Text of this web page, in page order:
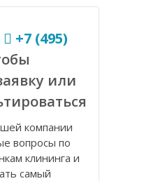
+7 (495)
или
компании
вопросы по
клининга и
самый